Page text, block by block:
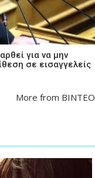
για να μην
σε εισαγγελείς
More from ΒΙΝΤΕΟ